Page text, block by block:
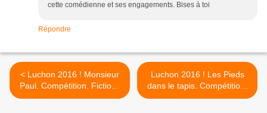
cette comédienne et ses engagements. Bises à toi
Répondre
< Luchon 2016 ! Monsieur
Paul. Compétition. Fictions
unitaires.
Luchon 2016 ! Les Pieds
dans le tapis. Compétition.
Fictions unitaires. >